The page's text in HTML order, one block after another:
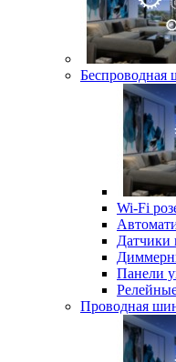
Wi-Fi
Датчики
Панели
Проводная